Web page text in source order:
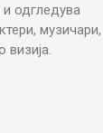
одгледува
музичари,
визија.